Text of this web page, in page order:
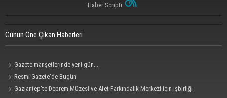
Haber Scripti
Günün Öne Çıkan Haberleri
Gazete manşetlerinde yeni gün...
Resmi Gazete'de Bugün
Gaziantep'te Deprem Müzesi ve Afet Farkındalık Merkezi için işbirliği